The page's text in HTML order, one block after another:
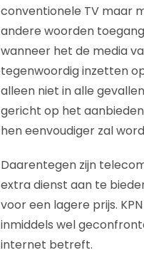
conventionele TV maar
andere woorden
wanneer het de media
tegenwoordig inzetten
alleen niet in alle
gericht op het
hen eenvoudiger zal
Daarentegen zijn
extra dienst aan te
voor een lagere prijs.
inmiddels wel
internet betreft.